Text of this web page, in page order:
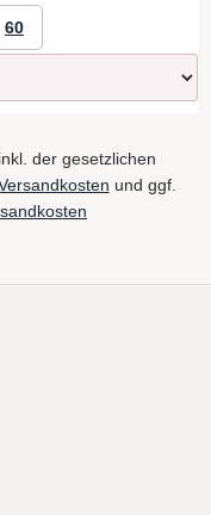
60
der gesetzlichen
und ggf.